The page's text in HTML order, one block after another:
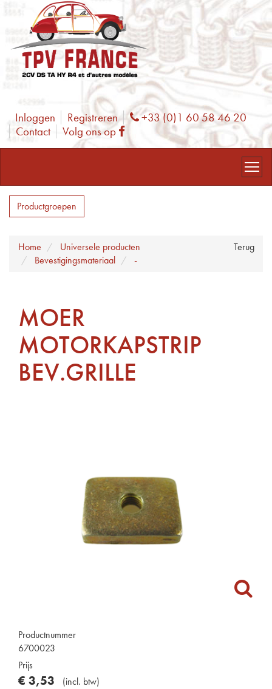
Inloggen Registreren Phone
+33 (0)1 60 58 46 20
Contact
Volg ons op Facebook
Productgroepen
Terug
Home
Universele producten
Bevestigingsmateriaal
-
MOER
MOTORKAPSTRIP
BEV.GRILLE
Productnummer
6700023
Prijs
€ 3,53 (incl. btw)